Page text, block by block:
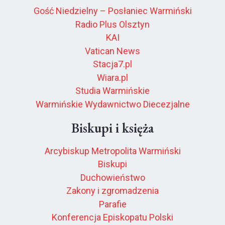
Gość Niedzielny – Posłaniec Warmiński
Radio Plus Olsztyn
KAI
Vatican News
Stacja7.pl
Wiara.pl
Studia Warmińskie
Warmińskie Wydawnictwo Diecezjalne
Biskupi i księża
Arcybiskup Metropolita Warmiński
Biskupi
Duchowieństwo
Zakony i zgromadzenia
Parafie
Konferencja Episkopatu Polski